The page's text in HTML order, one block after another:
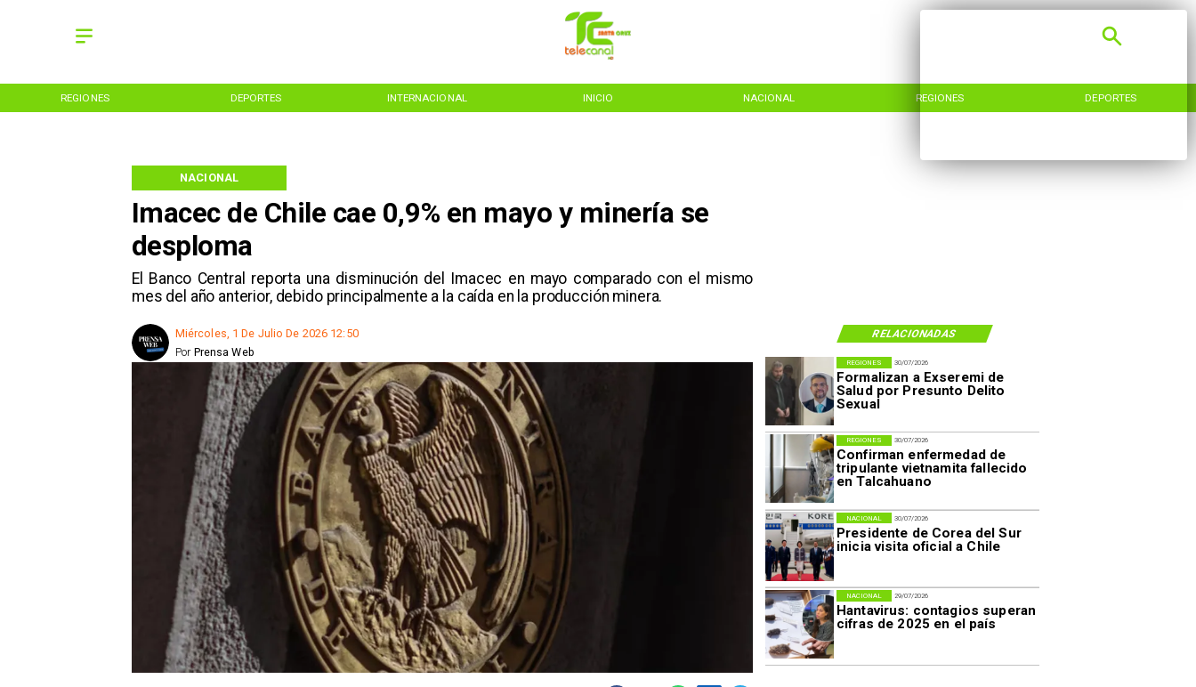
REGIONES DEPORTES INTERNACIONAL INICIO NACIONAL REGIONES DEPORTES
Imacec de Chile cae 0,9% en mayo y minería se
desploma
El Banco Central reporta una disminución del Imacec en mayo comparado con el mismo
mes del año anterior, debido principalmente a la caída en la producción minera.
NACIONAL
RELACIONADAS
Miércoles, 1 De Julio De 2026 12:50
Prensa Web
Por
30/07/2026
Formalizan a Exseremi de
Salud por Presunto Delito
Sexual
REGIONES
30/07/2026
Confirman enfermedad de
tripulante vietnamita fallecido
en Talcahuano
REGIONES
30/07/2026
Presidente de Corea del Sur
inicia visita oficial a Chile
NACIONAL
29/07/2026
Hantavirus: contagios superan
cifras de 2025 en el país
NACIONAL